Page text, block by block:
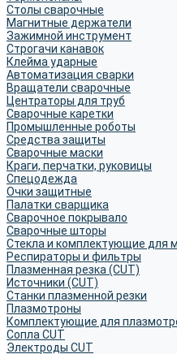
Столы сварочные
Магнитные держатели
Зажимной инструмент
Строгачи канавок
Клейма ударные
Автоматизация сварки
Вращатели сварочные
Центраторы для труб
Сварочные каретки
Промышленные роботы
Средства защиты
Сварочные маски
Краги, перчатки, руковицы
Спецодежда
Очки защитные
Палатки сварщика
Сварочное покрывало
Сварочные шторы
Стекла и комплектующие для
Респираторы и фильтры
Плазменная резка (CUT)
Источники (CUT)
Станки плазменной резки
Плазмотроны
Комплектующие для
Сопла CUT
Электроды CUT